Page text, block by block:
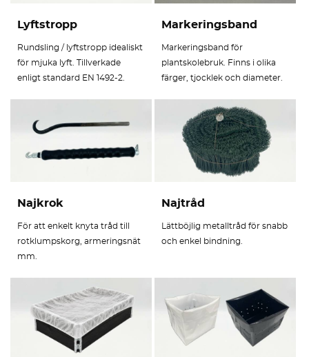
Lyftstropp
Rundsling / lyftstropp idealiskt
för mjuka lyft. Tillverkade
enligt standard EN 1492-2.
Markeringsband
Markeringsband för
plantskolebruk. Finns i olika
färger, tjocklek och diameter.
Najkrok
För att enkelt knyta tråd till
rotklumpskorg, armeringsnät
mm.
Najtråd
Lättböjlig metalltråd för snabb
och enkel bindning.